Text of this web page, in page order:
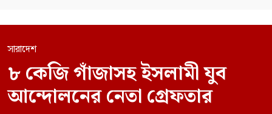
সারাদেশ
৮ কেজি গাঁজাসহ ইসলামী যুব
আন্দোলনের নেতা গ্রেফতার